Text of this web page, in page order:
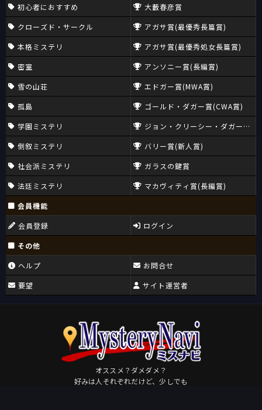
初心者におすすめ
クローズド・サークル
本格ミステリ
密室
雪の山荘
孤島
学園ミステリ
倒叙ミステリ
社会派ミステリ
法廷ミステリ
大藪春彦賞
アガサ賞(最優秀長篇賞)
アガサ賞(最優秀処女長篇賞)
アンソニー賞(長編賞)
エドガー賞(MWA賞)
ゴールド・ダガー賞(CWA賞)
ジョン・クリーシー・ダガー賞
バリー賞(新人賞)
ガラスの鍵賞
マカヴィティ賞(長編賞)
会員機能
会員登録
ログイン
その他
ヘルプ
要望
お問合せ
サイト運営者
オススメ？ダメダメ？
好みは人それぞれだけど、少しでも